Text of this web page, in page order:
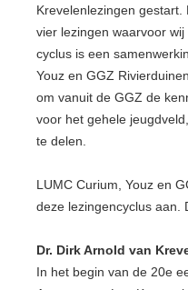
Krevelenlezingen
vier lezingen waarvoor
cyclus is een
Youz en GGZ
om vanuit de GGZ de
voor het gehele
te delen.
LUMC Curium, Youz en
deze lezingencyclus aan.
Dr. Dirk Arnold van
In het begin van de 20e